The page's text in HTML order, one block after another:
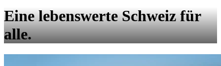
Eine lebenswerte Schweiz für
alle.